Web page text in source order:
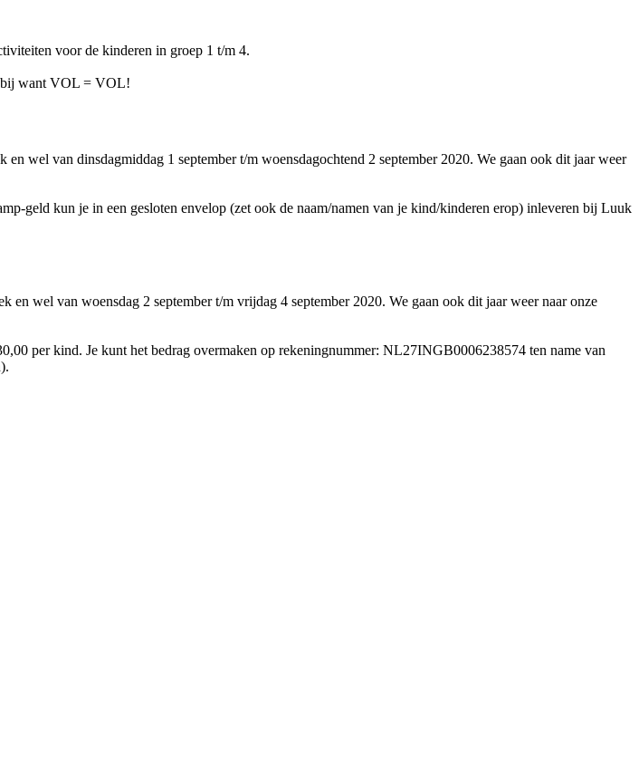
voor de kinderen in groep 1 t/m 4.
bij want VOL = VOL!
wel van dinsdagmiddag 1 september t/m woensdagochtend 2 september 2020. We gaan ook dit jaar weer
geld kun je in een gesloten envelop (zet ook de naam/namen van je kind/kinderen erop) inleveren bij Luuk
wel van woensdag 2 september t/m vrijdag 4 september 2020. We gaan ook dit jaar weer naar onze
per kind. Je kunt het bedrag overmaken op rekeningnummer: NL27INGB0006238574 ten name van